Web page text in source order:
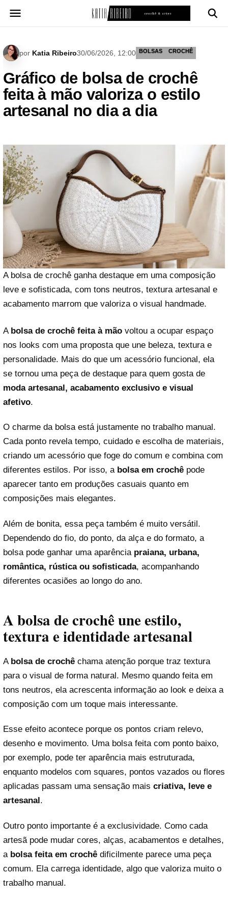
para
por Katia Ribeiro30/06/2026, 12:00 BOLSAS CROCHÊ
Gráfico de bolsa de crochê
feita à mão valoriza o estilo
artesanal no dia a dia
A bolsa de crochê ganha destaque em uma composição
leve e sofisticada, com tons neutros, textura artesanal e
acabamento marrom que valoriza o visual handmade.
A bolsa de crochê feita à mão voltou a ocupar espaço
nos looks com uma proposta que une beleza, textura e
personalidade. Mais do que um acessório funcional, ela
se tornou uma peça de destaque para quem gosta de
moda artesanal, acabamento exclusivo e visual
afetivo.
O charme da bolsa está justamente no trabalho manual.
Cada ponto revela tempo, cuidado e escolha de materiais,
criando um acessório que foge do comum e combina com
diferentes estilos. Por isso, a bolsa em crochê pode
aparecer tanto em produções casuais quanto em
composições mais elegantes.
Além de bonita, essa peça também é muito versátil.
Dependendo do fio, do ponto, da alça e do formato, a
bolsa pode ganhar uma aparência praiana, urbana,
romântica, rústica ou sofisticada, acompanhando
diferentes ocasiões ao longo do ano.
A bolsa de crochê une estilo,
textura e identidade artesanal
A bolsa de crochê chama atenção porque traz textura
para o visual de forma natural. Mesmo quando feita em
tons neutros, ela acrescenta informação ao look e deixa a
composição com um toque mais interessante.
Esse efeito acontece porque os pontos criam relevo,
desenho e movimento. Uma bolsa feita com ponto baixo,
por exemplo, pode ter aparência mais estruturada,
enquanto modelos com squares, pontos vazados ou flores
aplicadas passam uma sensação mais criativa, leve e
artesanal .
Outro ponto importante é a exclusividade. Como cada
artesã pode mudar cores, alças, acabamentos e detalhes,
a bolsa feita em crochê dificilmente parece uma peça
comum. Ela carrega identidade, algo que valoriza muito o
trabalho manual.